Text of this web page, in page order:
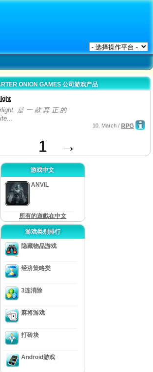
ONION GAMES 公司游戏产品
是一款真正的
10, March / RPG
1 →
游戏中文
ANVIL
所有的遊戲在中文
游戏类别排行
隐藏物品游戏
经济策略类
3连消除
麻将游戏
打砖块
Android游戏